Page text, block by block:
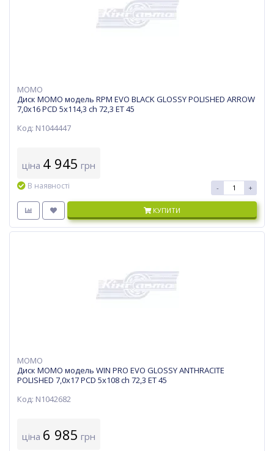
MOMO
Диск MOMO модель RPM EVO BLACK GLOSSY POLISHED ARROW
7,0х16 PCD 5x114,3 ch 72,3 ET 45
Код: N1044447
ціна 4 945 грн
В наявності - +
КУПИТИ
MOMO
Диск MOMO модель WIN PRO EVO GLOSSY ANTHRACITE
POLISHED 7,0х17 PCD 5x108 ch 72,3 ET 45
Код: N1042682
ціна 6 985 грн